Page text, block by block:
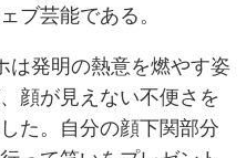
ブ芸能である。
は発明の熱意を燃やす姿
顔が見えない不便さを
た。
自分の顔下関部分